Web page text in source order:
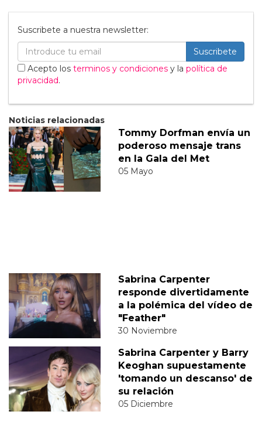
Suscribete a nuestra newsletter:
Suscribete
Acepto los terminos y condiciones y la política de
privacidad.
Noticias relacionadas
Tommy Dorfman envía un
poderoso mensaje trans
en la Gala del Met
05 Mayo
Sabrina Carpenter
responde divertidamente
a la polémica del vídeo de
"Feather"
30 Noviembre
Sabrina Carpenter y Barry
Keoghan supuestamente
'tomando un descanso' de
su relación
05 Diciembre